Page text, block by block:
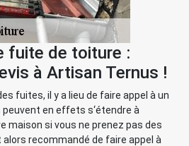
fuite de toiture :
à Artisan Ternus !
fuites, il y a lieu de faire appel à un
en effets s‘étendre à
maison si vous ne prenez pas des
recommandé de faire appel à